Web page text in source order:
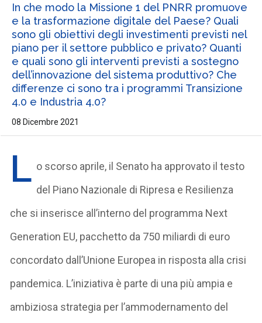
In che modo la Missione 1 del PNRR promuove
e la trasformazione digitale del Paese? Quali
sono gli obiettivi degli investimenti previsti nel
piano per il settore pubblico e privato? Quanti
e quali sono gli interventi previsti a sostegno
dell’innovazione del sistema produttivo? Che
differenze ci sono tra i programmi Transizione
4.0 e Industria 4.0?
08 Dicembre 2021
L o scorso aprile, il Senato ha approvato il testo
del Piano Nazionale di Ripresa e Resilienza
che si inserisce all’interno del programma Next
Generation EU, pacchetto da 750 miliardi di euro
concordato dall’Unione Europea in risposta alla crisi
pandemica. L’iniziativa è parte di una più ampia e
ambiziosa strategia per l’ammodernamento del